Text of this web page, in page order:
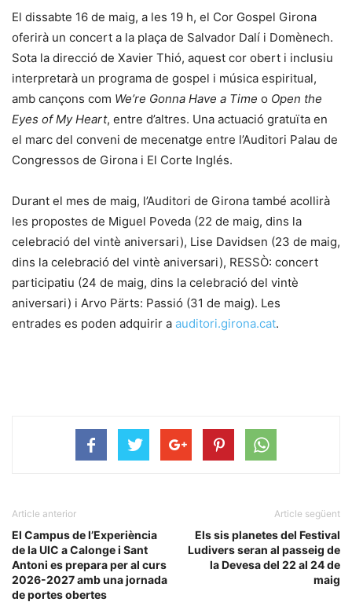
El dissabte 16 de maig, a les 19 h, el Cor Gospel Girona
oferirà un concert a la plaça de Salvador Dalí i Domènech.
Sota la direcció de Xavier Thió, aquest cor obert i inclusiu
interpretarà un programa de gospel i música espiritual,
amb cançons com We’re Gonna Have a Time o Open the
Eyes of My Heart, entre d’altres. Una actuació gratuïta en
el marc del conveni de mecenatge entre l’Auditori Palau de
Congressos de Girona i El Corte Inglés.
Durant el mes de maig, l’Auditori de Girona també acollirà
les propostes de Miguel Poveda (22 de maig, dins la
celebració del vintè aniversari), Lise Davidsen (23 de maig,
dins la celebració del vintè aniversari), RESSÒ: concert
participatiu (24 de maig, dins la celebració del vintè
aniversari) i Arvo Pärts: Passió (31 de maig). Les
entrades es poden adquirir a auditori.girona.cat.
Article anterior
El Campus de l’Experiència
de la UIC a Calonge i Sant
Antoni es prepara per al curs
2026-2027 amb una jornada
de portes obertes
Article següent
Els sis planetes del Festival
Ludivers seran al passeig de
la Devesa del 22 al 24 de
maig